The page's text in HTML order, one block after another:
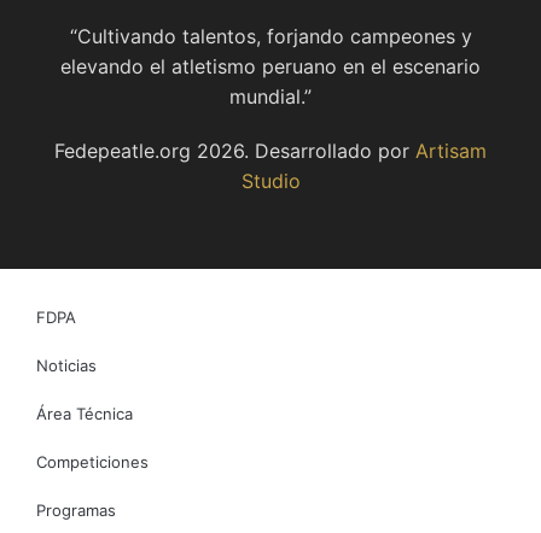
“Cultivando talentos, forjando campeones y
elevando el atletismo peruano en el escenario
mundial.”
Fedepeatle.org 2026. Desarrollado por Artisam
Studio
FDPA
Noticias
Área Técnica
Competiciones
Programas